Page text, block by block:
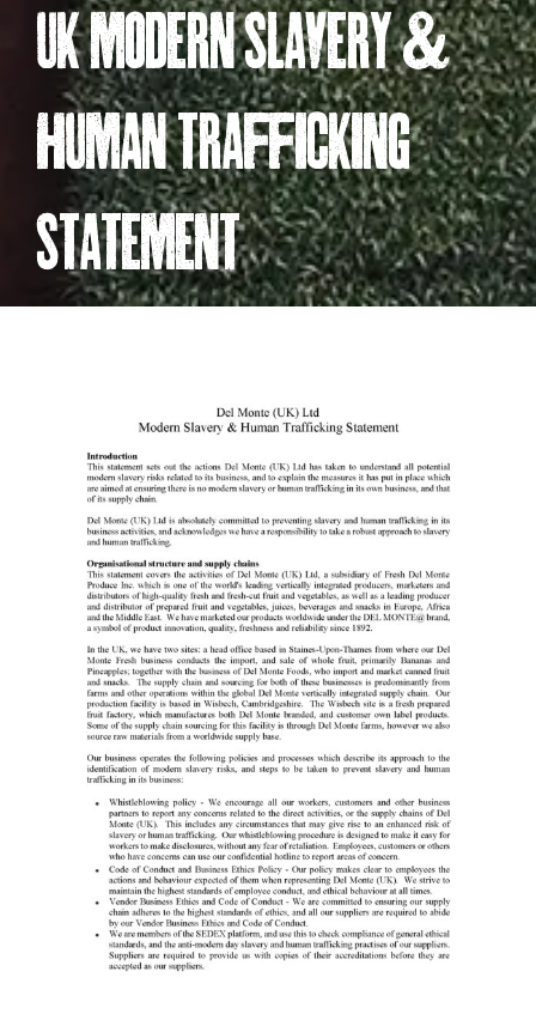
uk mODeRn SLAveRY &
humAn tRAffiCkinG
StAtement